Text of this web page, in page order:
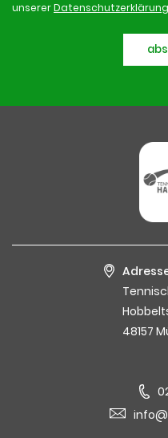
unsererDatenschutzerklärung
48157